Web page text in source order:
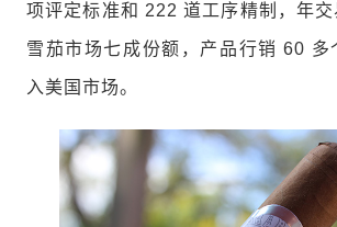
项评定标准和 222 道工序精制，年
雪茄市场七成份额，产品行销 60 多
入美国市场。